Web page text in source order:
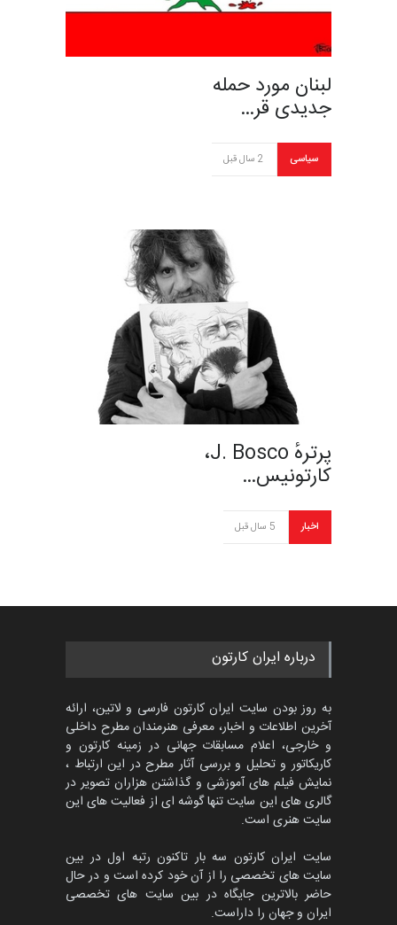
لبنان مورد حمله
جدیدی قر…
سیاسی 2 سال قبل
پرترهٔ J. Bosco،
کارتونیس…
اخبار 5 سال قبل
درباره ایران کارتون
به روز بودن سایت ایران کارتون فارسی و لاتین، ارائه
آخرین اطلاعات و اخبار، معرفی هنرمندان مطرح داخلی
و خارجی، اعلام مسابقات جهانی در زمینه کارتون و
کاریکاتور و تحلیل و بررسی آثار مطرح در این ارتباط ،
نمایش فیلم های آموزشی و گذاشتن هزاران تصویر در
گالری های این سایت تنها گوشه ای از فعالیت های این
سایت هنری است.
سایت ایران کارتون سه بار تاکنون رتبه اول در بین
سایت های تخصصی را از آن خود کرده است و در حال
حاضر بالاترین جایگاه در بین سایت های تخصصی
ایران و جهان را داراست.